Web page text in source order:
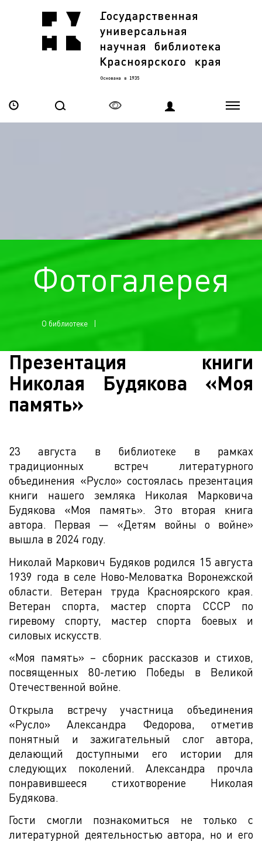
Фотогалерея
О библиотеке
Презентация книги
Николая Будякова «Моя
память»
23 августа в библиотеке в рамках
традиционных встреч литературного
объединения «Русло» состоялась презентация
книги нашего земляка Николая Марковича
Будякова «Моя память». Это вторая книга
автора. Первая — «Детям войны о войне»
вышла в 2024 году.
Николай Маркович Будяков родился 15 августа
1939 года в селе Ново-Меловатка Воронежской
области. Ветеран труда Красноярского края.
Ветеран спорта, мастер спорта СССР по
гиревому спорту, мастер спорта боевых и
силовых искусств.
«Моя память» – сборник рассказов и стихов,
посвященных 80-летию Победы в Великой
Отечественной войне.
Открыла встречу участница объединения
«Русло» Александра Федорова, отметив
понятный и зажигательный слог автора,
делающий доступными его истории для
следующих поколений. Александра прочла
понравившееся стихотворение Николая
Будякова.
Гости смогли познакомиться не только с
литературной деятельностью автора, но и его